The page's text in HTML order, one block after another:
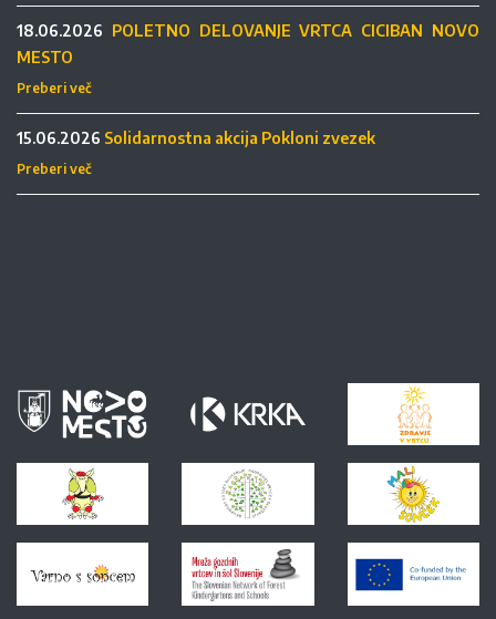
18.06.2026 POLETNO DELOVANJE VRTCA CICIBAN NOVO
MESTO
Preberi več
15.06.2026 Solidarnostna akcija Pokloni zvezek
Preberi več